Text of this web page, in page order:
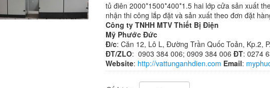
tủ điên 2000*1500*400*1.5 hai lớp cửa sản xuất
nhận thi công lắp đặt và sản xuất theo đơn đặt
Công ty TNHH MTV Thiết Bị Điện
Mỹ Phước Đức
Đ/c: Căn 12, Lô L, Đường Trần Quốc Toản, Kp.2,
ĐT/ZLO: 0903 384 006; 0909 384 006ĐT: 0274
Website: http://vattunganhdien.com Email: